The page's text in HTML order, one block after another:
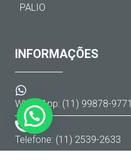
PALIO
INFORMAÇÕES
WhatsApp: (11) 99878-9771
Telefone: (11) 2539-2633